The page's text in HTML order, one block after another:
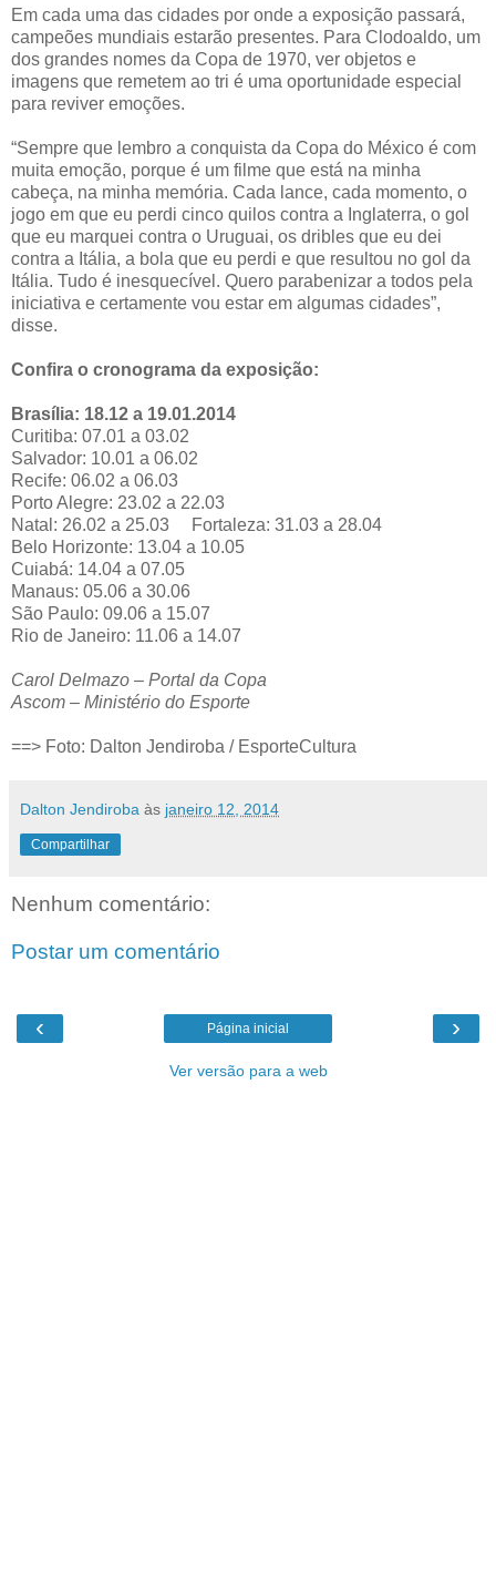
Em cada uma das cidades por onde a exposição passará,
campeões mundiais estarão presentes. Para Clodoaldo, um
dos grandes nomes da Copa de 1970, ver objetos e
imagens que remetem ao tri é uma oportunidade especial
para reviver emoções.
“Sempre que lembro a conquista da Copa do México é com
muita emoção, porque é um filme que está na minha
cabeça, na minha memória. Cada lance, cada momento, o
jogo em que eu perdi cinco quilos contra a Inglaterra, o gol
que eu marquei contra o Uruguai, os dribles que eu dei
contra a Itália, a bola que eu perdi e que resultou no gol da
Itália. Tudo é inesquecível. Quero parabenizar a todos pela
iniciativa e certamente vou estar em algumas cidades”,
disse.
Confira o cronograma da exposição:
Brasília: 18.12 a 19.01.2014
Curitiba: 07.01 a 03.02
Salvador: 10.01 a 06.02
Recife: 06.02 a 06.03
Porto Alegre: 23.02 a 22.03
Natal: 26.02 a 25.03 Fortaleza: 31.03 a 28.04
Belo Horizonte: 13.04 a 10.05
Cuiabá: 14.04 a 07.05
Manaus: 05.06 a 30.06
São Paulo: 09.06 a 15.07
Rio de Janeiro: 11.06 a 14.07
Carol Delmazo – Portal da Copa
Ascom – Ministério do Esporte
==> Foto: Dalton Jendiroba / EsporteCultura
Dalton Jendiroba às janeiro 12, 2014
Compartilhar
Nenhum comentário:
Postar um comentário
‹ ›
Página inicial
Ver versão para a web